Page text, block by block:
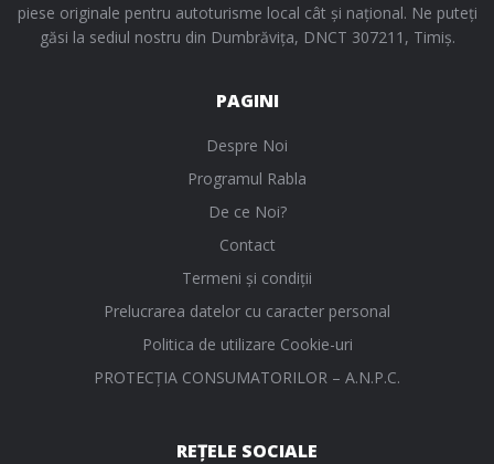
piese originale pentru autoturisme local cât și național. Ne puteți
găsi la sediul nostru din Dumbrăvița, DNCT 307211, Timiș.
PAGINI
Despre Noi
Programul Rabla
De ce Noi?
Contact
Termeni și condiții
Prelucrarea datelor cu caracter personal
Politica de utilizare Cookie-uri
PROTECŢIA CONSUMATORILOR – A.N.P.C.
REȚELE SOCIALE